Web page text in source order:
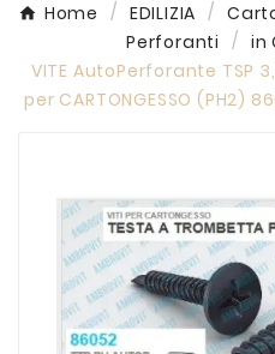
Home EDILIZIA
Perforanti
in
VITE AutoPerforante TSP
per CARTONGESSO (PH2)